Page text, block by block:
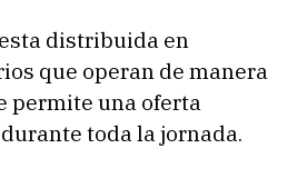
distribuida en
que operan de manera
permite una oferta
toda la jornada.